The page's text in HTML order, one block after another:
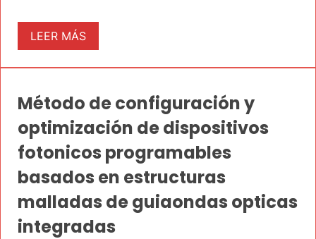
LEER MÁS
Método de configuración y
optimización de dispositivos
fotonicos programables
basados en estructuras
malladas de guiaondas opticas
integradas